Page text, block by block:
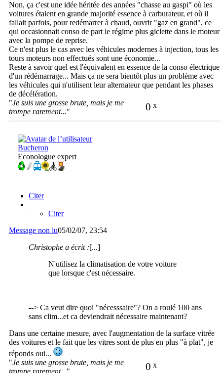
Non, ça c'est une idée héritée des années "chasse au gaspi" où les
voitures étaient en grande majorité essence à carburateur, et où il
fallait parfois, pour redémarrer à chaud, ouvrir "gaz en grand", ce
qui occasionnait conso de part le régime plus giclette dans le moteur
avec la pompe de reprise.
Ce n'est plus le cas avec les véhicules modernes à injection, tous les
tours moteurs non effectués sont une économie...
Reste à savoir quel est l'équivalent en essence de la conso électrique
d'un rédémarrage... Mais ça ne sera bientôt plus un problème avec
les véhicules qui n'utilisent leur alternateur que pendant les phases
de décélération.
0 x
"Je suis une grosse brute, mais je me
trompe rarement..."
Bucheron
Econologue expert
Citer
Citer
Message non lu05/02/07, 23:54
Christophe a écrit :[...]
N'utilisez la climatisation de votre voiture
que lorsque c'est nécessaire.
--> Ca veut dire quoi "nécesssaire"? On a roulé 100 ans
sans clim...et ca deviendrait nécessaire maintenant?
Dans une certaine mesure, avec l'augmentation de la surface vitrée
des voitures et le fait que les vitres sont de plus en plus "à plat", je
réponds oui...
0 x
"Je suis une grosse brute, mais je me
trompe rarement... "